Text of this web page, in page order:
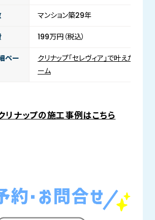
マンション築29年
199万円（税込）
ペー
クリナップ「セレヴィア」で叶えた、安
ーム
リナップの施工事例はこちら